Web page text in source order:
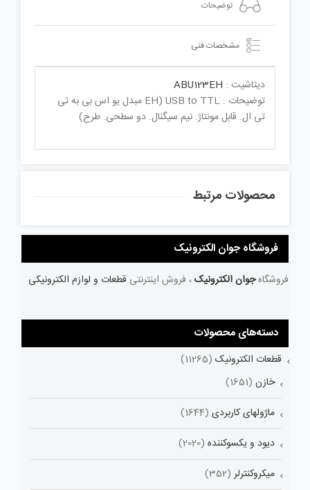
توضیحات
مشخصات فنی
دیتاشیت : ABU123EH
توضیحات : USB to TTL (EH مبدل یو اس بی به تی
تی ال. قابل مونتاژ. نیم سیگنال. دو سطحی. طرح)
محصولات مرتبط
فروشگاه جوان الکترونیک
فروشگاهجوان الکترونیک ، فروش اینترنتی قطعات و لوازم الکترونیکی
دسته‌های محصولات
قطعات الکترونیک (11265)
خازن (1651)
ماژولهای کاربردی (1644)
دیود و یکسوکننده (2020)
میکروکنترلر (352)